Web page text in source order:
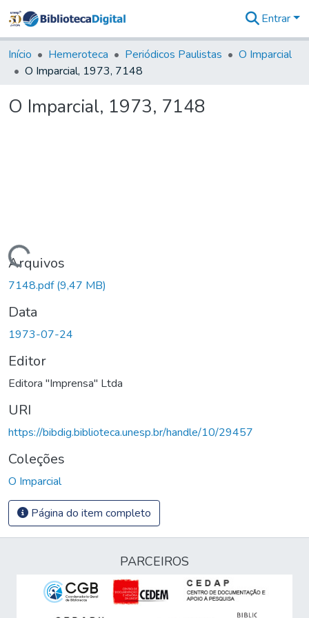
&
Coleções
Tudo na
Digital
Entrar
Início Hemeroteca Periódicos Paulistas
O Imparcial
O Imparcial, 1973, 7148
O Imparcial, 1973, 7148
Carregando...
Arquivos
7148.pdf(9,47 MB)
Data
1973-07-24
Editor
Editora "Imprensa" Ltda
URI
https://bibdig.biblioteca.unesp.br/handle/10/29457
Coleções
O Imparcial
Página do item completo
PARCEIROS